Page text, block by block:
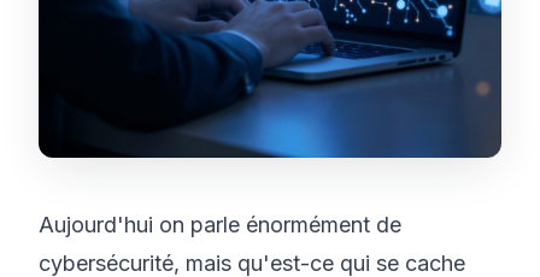
Aujourd'hui on parle énormément de
cybersécurité, mais qu'est-ce qui se cache